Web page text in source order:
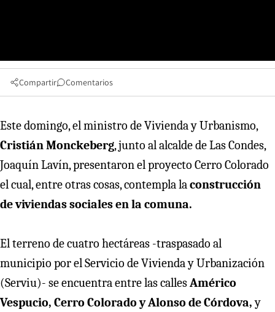
Compartir Comentarios
Este domingo, el ministro de Vivienda y Urbanismo,
Cristián Monckeberg, junto al alcalde de Las Condes,
Joaquín Lavín, presentaron el proyecto Cerro Colorado
el cual, entre otras cosas, contempla laconstrucción
de viviendas sociales en la comuna.
El terreno de cuatro hectáreas -traspasado al
municipio por el Servicio de Vivienda y Urbanización
(Serviu)- se encuentra entre las callesAmérico
Vespucio, Cerro Colorado y Alonso de Córdova,y